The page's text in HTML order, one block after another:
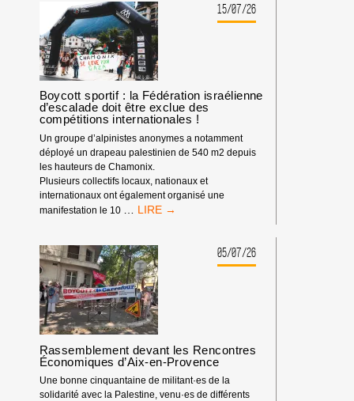
BDS
:
NOTRE
IMPACT
DEPUIS
LE
DÉBUT
DE
L’ANNÉE
2026
15/07/26
Boycott sportif : la Fédération israélienne
d’escalade doit être exclue des
compétitions internationales !
Un groupe d’alpinistes anonymes a notamment
déployé un drapeau palestinien de 540 m2 depuis
les hauteurs de Chamonix.
Plusieurs collectifs locaux, nationaux et
internationaux ont également organisé une
manifestation le 10
BOYCOTT
LA
FÉDÉRATION
ISRAÉLIENNE
D’ESCALADE
DOIT
ÊTRE
EXCLUE
DES
COMPÉTITIONS
INTERNATIONALES
!
05/07/26
Rassemblement devant les Rencontres
Économiques d’Aix-en-Provence
Une bonne cinquantaine de militant·es de la
solidarité avec la Palestine, venu·es de différents